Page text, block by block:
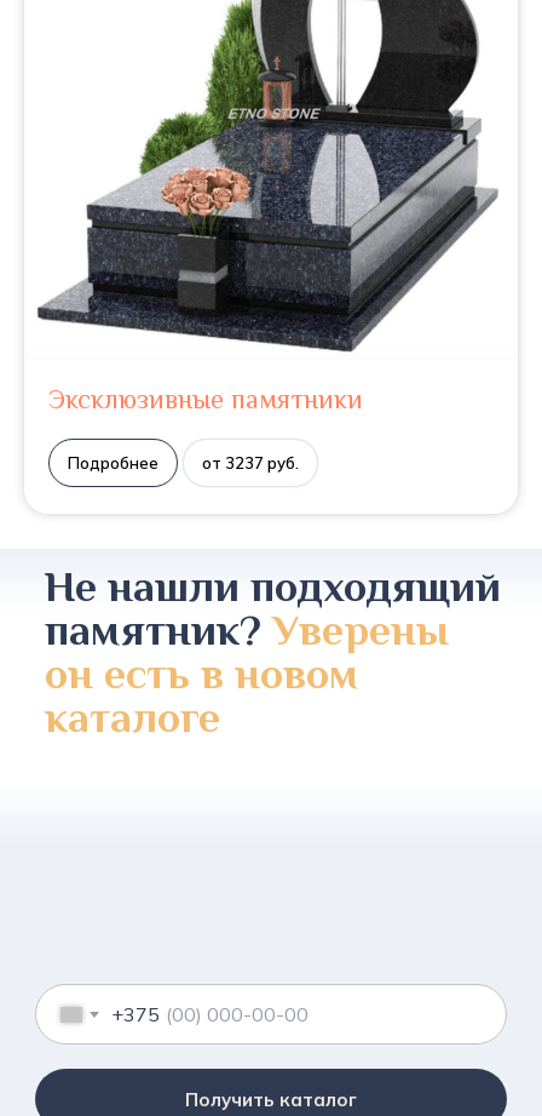
Эксклюзивные памятники
Подробнее от 3237 руб.
Не нашли подходящий
памятник?Уверены
он есть в новом
каталоге
+375
Получить каталог